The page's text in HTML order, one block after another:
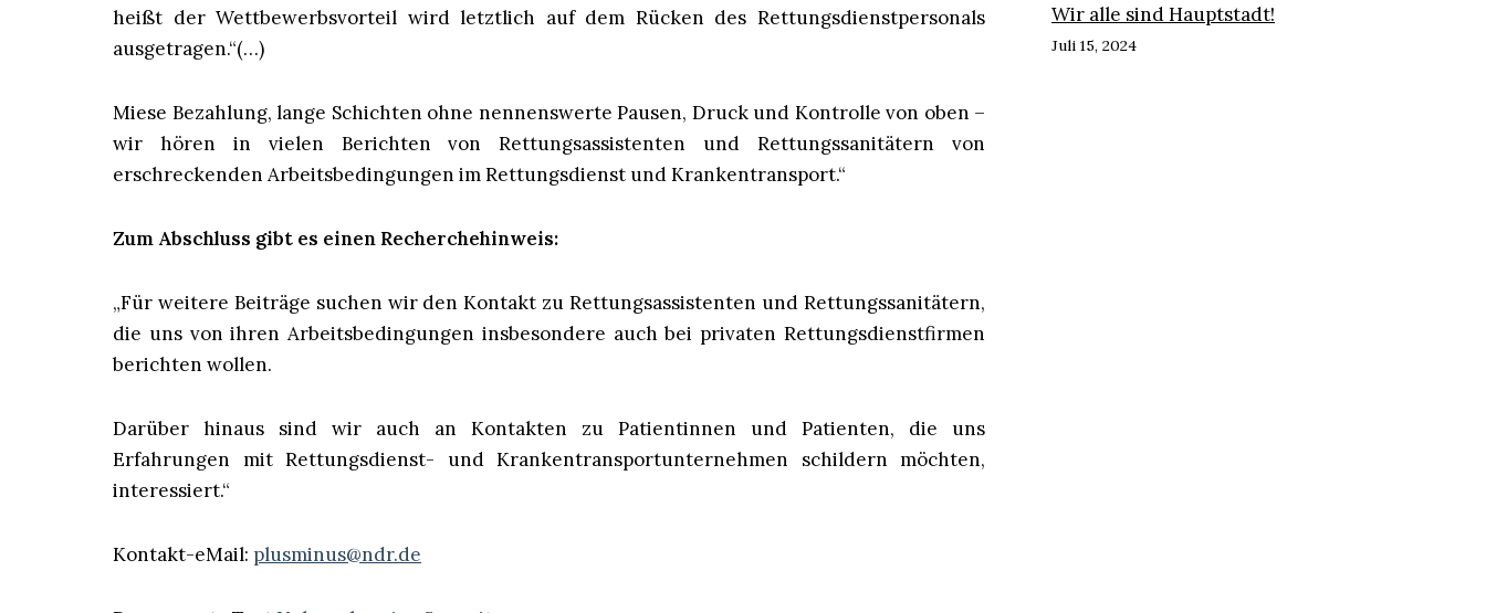
heißt der Wettbewerbsvorteil wird letztlich auf dem Rücken des Rettungsdienstpersonals
ausgetragen.“(…)
Miese Bezahlung, lange Schichten ohne nennenswerte Pausen, Druck und Kontrolle von oben –
wir hören in vielen Berichten von Rettungsassistenten und Rettungssanitätern von
erschreckenden Arbeitsbedingungen im Rettungsdienst und Krankentransport.“
Zum Abschluss gibt es einen Recherchehinweis:
„Für weitere Beiträge suchen wir den Kontakt zu Rettungsassistenten und Rettungssanitätern,
die uns von ihren Arbeitsbedingungen insbesondere auch bei privaten Rettungsdienstfirmen
berichten wollen.
Darüber hinaus sind wir auch an Kontakten zu Patientinnen und Patienten, die uns
Erfahrungen mit Rettungsdienst- und Krankentransportunternehmen schildern möchten,
interessiert.“
Kontakt-eMail: plusminus@ndr.de
Wir alle sind Hauptstadt!
Juli 15, 2024